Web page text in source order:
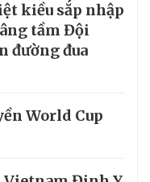
kiều sắp nhập
tầm Đội
đường đua
World Cup